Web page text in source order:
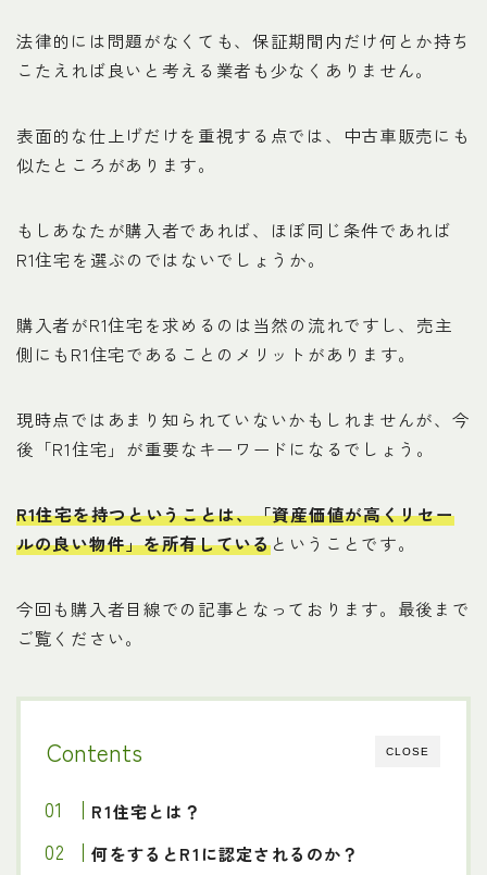
法律的には問題がなくても、保証期間内だけ何とか持ち
こたえれば良いと考える業者も少なくありません。
表面的な仕上げだけを重視する点では、中古車販売にも
似たところがあります。
もしあなたが購入者であれば、ほぼ同じ条件であれば
R1住宅を選ぶのではないでしょうか。
購入者がR1住宅を求めるのは当然の流れですし、売主
側にもR1住宅であることのメリットがあります。
現時点ではあまり知られていないかもしれませんが、今
後「R1住宅」が重要なキーワードになるでしょう。
R1住宅を持つということは、「資産価値が高くリセー
ルの良い物件」を所有しているということです。
今回も購入者目線での記事となっております。最後まで
ご覧ください。
CLOSE
Contents
R1住宅とは？
何をするとR1に認定されるのか？